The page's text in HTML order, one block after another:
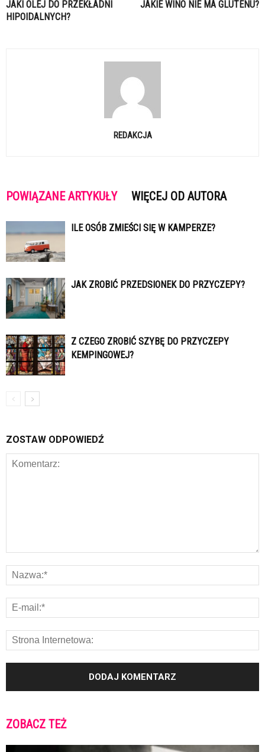
JAKI OLEJ DO PRZEKŁADNI
HIPOIDALNYCH?
JAKIE WINO NIE MA GLUTENU?
REDAKCJA
POWIĄZANE ARTYKUŁY WIĘCEJ OD AUTORA
ILE OSÓB ZMIEŚCI SIĘ W KAMPERZE?
JAK ZROBIĆ PRZEDSIONEK DO PRZYCZEPY?
Z CZEGO ZROBIĆ SZYBĘ DO PRZYCZEPY
KEMPINGOWEJ?
ZOSTAW ODPOWIEDŹ
ZOBACZ TEŻ